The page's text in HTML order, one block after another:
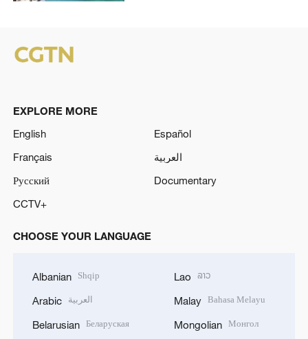
EXPLORE MORE
English
Español
Français
العربية
Русский
Documentary
CCTV+
CHOOSE YOUR LANGUAGE
Albanian Shqip
Arabic العربية
Belarusian Беларуская
Lao ລາວ
Malay Bahasa Melayu
Mongolian Монгол